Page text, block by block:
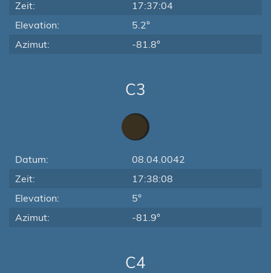
Zeit:
17:37:04
Elevation:
5.2°
Azimut:
-81.8°
C3
Datum:
08.04.0042
Zeit:
17:38:08
Elevation:
5°
Azimut:
-81.9°
C4